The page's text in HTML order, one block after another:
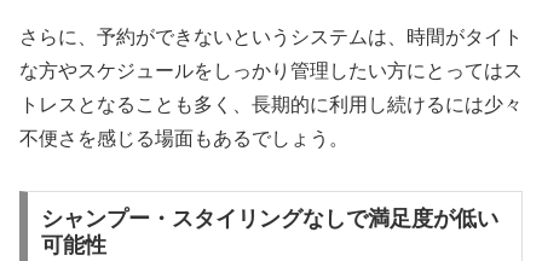
さらに、予約ができないというシステムは、時間がタイト
な方やスケジュールをしっかり管理したい方にとってはス
トレスとなることも多く、長期的に利用し続けるには少々
不便さを感じる場面もあるでしょう。
シャンプー・スタイリングなしで満足度が低い
可能性